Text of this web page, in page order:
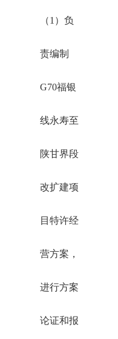
（1）负
责编制
G70福银
线永寿至
陕甘界段
改扩建项
目特许经
营方案，
进行方案
论证和报